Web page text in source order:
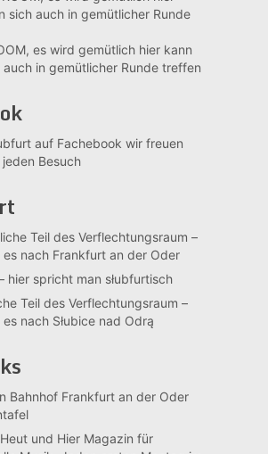
es wird gemütlichhier kann
auch in gemütlicher Runde treffen
auf Fachebook wir freuen
Besuch
Teil des Verflechtungsraum –
es nach Frankfurt an der Oder
hier spricht man słubfurtisch
Teil des Verflechtungsraum –
nach Słubice nad Odrą
Bahnhof Frankfurt an der Oder